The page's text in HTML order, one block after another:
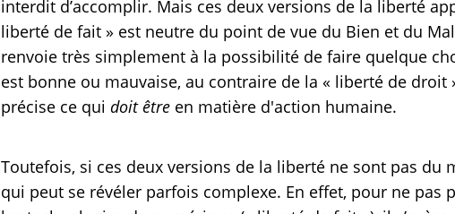
interdit d’accomplir. Mais ces deux versions de la liberté
liberté de fait » est neutre du point de vue du Bien et du
renvoie très simplement à la possibilité de faire quelque
est bonne ou mauvaise, au contraire de la « liberté de droit
précise ce qui doit êtreen matière d'action humaine.
Toutefois, si ces deux versions de la liberté ne sont pas
qui peut se révéler parfois complexe. En effet, pour ne pas